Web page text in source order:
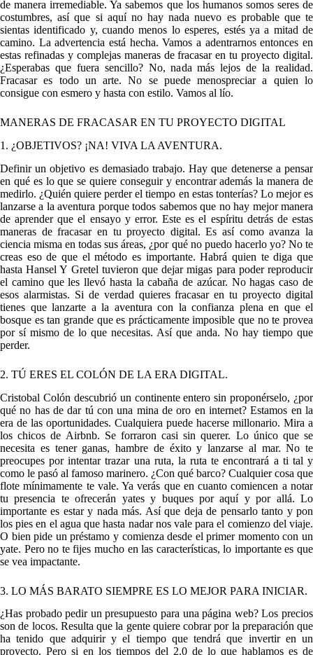
de manera irremediable. Ya sabemos que los humanos somos seres de
costumbres, así que si aquí no hay nada nuevo es probable que te
sientas identificado y, cuando menos lo esperes, estés ya a mitad de
camino. La advertencia está hecha. Vamos a adentrarnos entonces en
estas refinadas y complejas maneras de fracasar en tu proyecto digital.
¿Esperabas que fuera sencillo? No, nada más lejos de la realidad.
Fracasar es todo un arte. No se puede menospreciar a quien lo
consigue con esmero y hasta con estilo. Vamos al lío.
MANERAS DE FRACASAR EN TU PROYECTO DIGITAL
1. ¿OBJETIVOS? ¡NA! VIVA LA AVENTURA.
Definir un objetivo es demasiado trabajo. Hay que detenerse a pensar
en qué es lo que se quiere conseguir y encontrar además la manera de
medirlo. ¿Quién quiere perder el tiempo en estas tonterías? Lo mejor es
lanzarse a la aventura porque todos sabemos que no hay mejor manera
de aprender que el ensayo y error. Este es el espíritu detrás de estas
maneras de fracasar en tu proyecto digital. Es así como avanza la
ciencia misma en todas sus áreas, ¿por qué no puedo hacerlo yo? No te
creas eso de que el método es importante. Habrá quien te diga que
hasta Hansel Y Gretel tuvieron que dejar migas para poder reproducir
el camino que les llevó hasta la cabaña de azúcar. No hagas caso de
esos alarmistas. Si de verdad quieres fracasar en tu proyecto digital
tienes que lanzarte a la aventura con la confianza plena en que el
bosque es tan grande que es prácticamente imposible que no te provea
por sí mismo de lo que necesitas. Así que anda. No hay tiempo que
perder.
2. TÚ ERES EL COLÓN DE LA ERA DIGITAL.
Cristobal Colón descubrió un continente entero sin proponérselo, ¿por
qué no has de dar tú con una mina de oro en internet? Estamos en la
era de las oportunidades. Cualquiera puede hacerse millonario. Mira a
los chicos de Airbnb. Se forraron casi sin querer. Lo único que se
necesita es tener ganas, hambre de éxito y lanzarse al mar. No te
preocupes por intentar trazar una ruta, la ruta te encontrará a ti tal y
como le pasó al famoso marinero. ¿Con qué barco? Cualquier cosa que
flote mínimamente te vale. Ya verás que en cuanto comiencen a notar
tu presencia te ofrecerán yates y buques por aquí y por allá. Lo
importante es estar y nada más. Así que deja de pensarlo tanto y pon
los pies en el agua que hasta nadar nos vale para el comienzo del viaje.
O bien pide un préstamo y comienza desde el primer momento con un
yate. Pero no te fijes mucho en las características, lo importante es que
se vea impactante.
3. LO MÁS BARATO SIEMPRE ES LO MEJOR PARA INICIAR.
¿Has probado pedir un presupuesto para una página web? Los precios
son de locos. Resulta que la gente quiere cobrar por la preparación que
ha tenido que adquirir y el tiempo que tendrá que invertir en un
proyecto. Pero si en los tiempos del 2.0 de lo que hablamos es de